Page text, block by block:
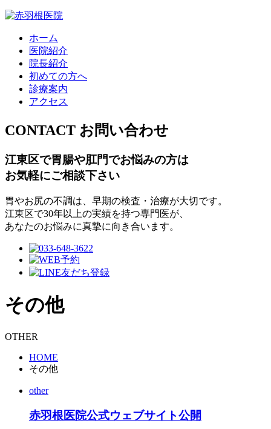
ホーム
医院紹介
院長紹介
初めての方へ
診療案内
アクセス
CONTACT お問い合わせ
江東区で胃腸や肛門でお悩みの方は
お気軽にご相談下さい
胃やお尻の不調は、早期の検査・治療が大切です。
江東区で30年以上の実績を持つ専門医が、
あなたのお悩みに真摯に向き合います。
その他
OTHER
HOME
その他
other
赤羽根医院公式ウェブサイト公開